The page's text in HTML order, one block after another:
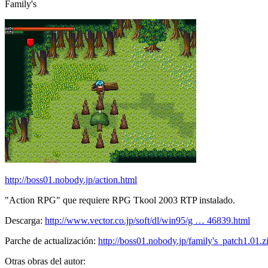
Family's
http://boss01.nobody.jp/action.html
"Action RPG" que requiere RPG Tkool 2003 RTP instalado.
Descarga: http://www.vector.co.jp/soft/dl/win95/g … 46839.html
Parche de actualización: http://boss01.nobody.jp/
Otras obras del autor: